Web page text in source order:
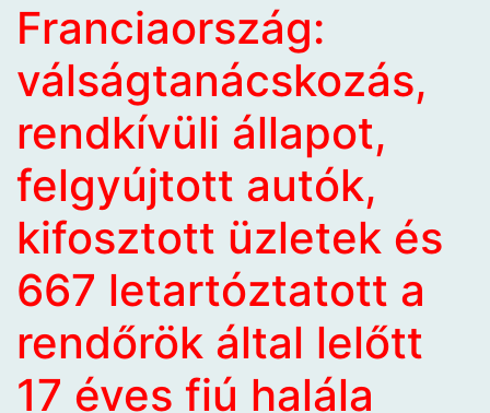
Franciaország:
válságtanácskozás,
rendkívüli állapot,
felgyújtott autók,
kifosztott üzletek és
667 letartóztatott a
rendőrök által lelőtt
17 éves fiú halála